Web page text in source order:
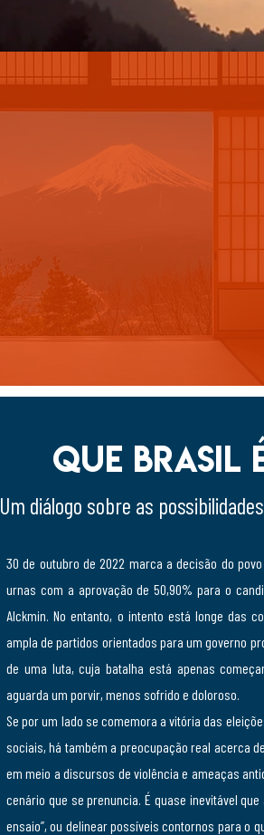
Que Brasil
Um diálogo sobre as
30 de outubro de 2022 marca a decisão do
urnas com a aprovação de 50,90% para o
Alckmin. No entanto, o intento está longe das
ampla de partidos orientados para um governo
de uma luta, cuja batalha está apenas
aguarda um porvir, menos sofrido e doloroso.
Se por um lado se comemora a vitória das
sociais, há também a preocupação real acerca
em meio a discursos de violência e ameaças
cenário que se prenuncia. É quase inevitável
ensaio”, ou delinear possíveis contornos para o